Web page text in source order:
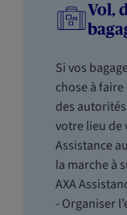
Vol,
Si vos
chose à
des
votre lieu de
Assistance
la marche à
AXA
- Organiser